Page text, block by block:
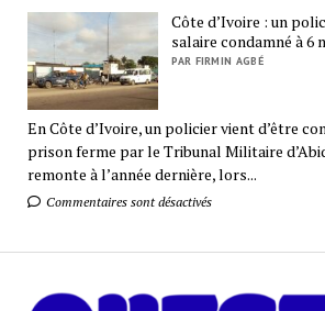
Côte d’Ivoire : un
salaire condamné à 6
PAR FIRMIN AGBÉ
En Côte d’Ivoire, un policier vient d’être
prison ferme par le Tribunal Militaire
remonte à l’année dernière, lors...
Commentaires sont désactivés